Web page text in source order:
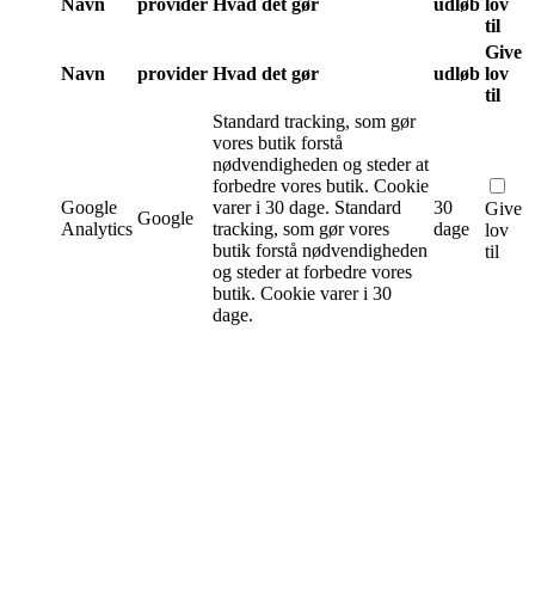
Navn provider Hvad det gør udløb lov
til
Navn provider Hvad det gør udløb
Give
lov
til
Google
Analytics
Google
Standard tracking, som gør
vores butik forstå
nødvendigheden og steder at
forbedre vores butik. Cookie
varer i 30 dage. Standard
tracking, som gør vores
butik forstå nødvendigheden
og steder at forbedre vores
butik. Cookie varer i 30
dage.
30
dage
Give
lov
til